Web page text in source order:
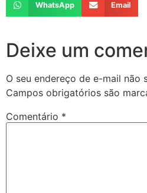
WhatsApp Email
Deixe um
O seu endereço de e-mail não
Campos obrigatórios são
Comentário *